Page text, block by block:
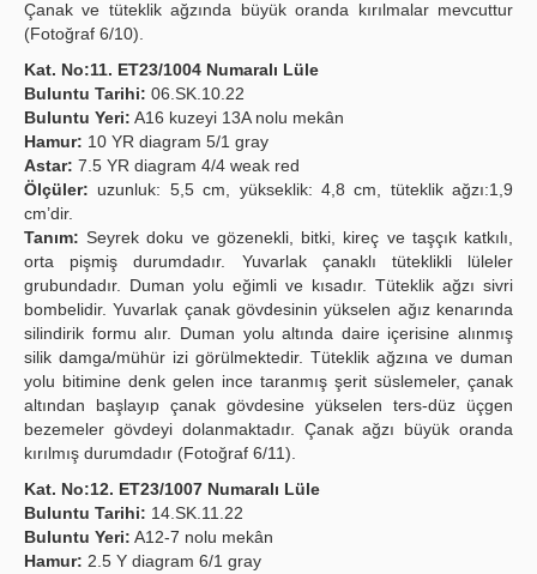
Çanak ve tüteklik ağzında büyük oranda kırılmalar mevcuttur
(Fotoğraf 6/10).
Kat. No:11. ET23/1004 Numaralı Lüle
Buluntu Tarihi: 06.SK.10.22
Buluntu Yeri: A16 kuzeyi 13A nolu mekân
Hamur: 10 YR diagram 5/1 gray
Astar: 7.5 YR diagram 4/4 weak red
Ölçüler: uzunluk: 5,5 cm, yükseklik: 4,8 cm, tüteklik ağzı:1,9
cm’dir.
Tanım: Seyrek doku ve gözenekli, bitki, kireç ve taşçık katkılı,
orta pişmiş durumdadır. Yuvarlak çanaklı tüteklikli lüleler
grubundadır. Duman yolu eğimli ve kısadır. Tüteklik ağzı sivri
bombelidir. Yuvarlak çanak gövdesinin yükselen ağız kenarında
silindirik formu alır. Duman yolu altında daire içerisine alınmış
silik damga/mühür izi görülmektedir. Tüteklik ağzına ve duman
yolu bitimine denk gelen ince taranmış şerit süslemeler, çanak
altından başlayıp çanak gövdesine yükselen ters-düz üçgen
bezemeler gövdeyi dolanmaktadır. Çanak ağzı büyük oranda
kırılmış durumdadır (Fotoğraf 6/11).
Kat. No:12. ET23/1007 Numaralı Lüle
Buluntu Tarihi: 14.SK.11.22
Buluntu Yeri: A12-7 nolu mekân
Hamur: 2.5 Y diagram 6/1 gray